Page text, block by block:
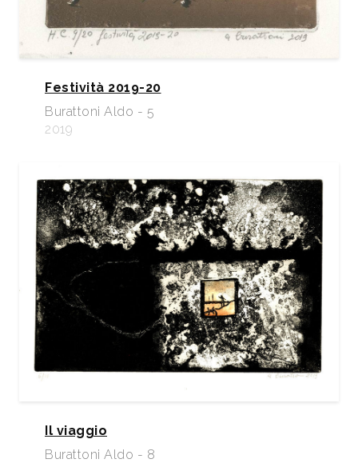
Festività 2019-20
Burattoni Aldo - 5
2019
Il viaggio
Burattoni Aldo - 8